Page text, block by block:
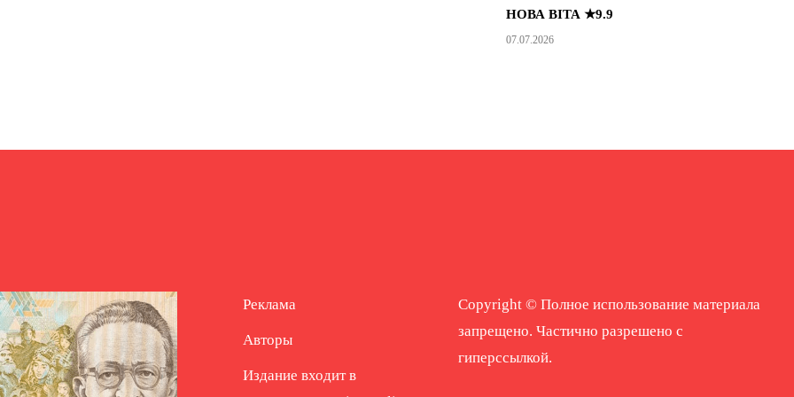
НОВА ВІТА ★9.9
07.07.2026
Реклама
Авторы
Издание входит в
Copyright © Полное использование материала
запрещено. Частично разрешено с
гиперссылкой.